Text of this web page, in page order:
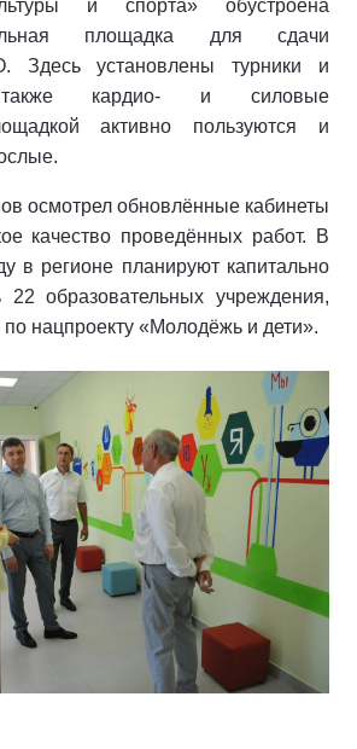
и спорта» обустроена
площадка для сдачи
Здесь установлены турники и
кардио‑ и силовые
активно пользуются и
осмотрел обновлённые кабинеты
качество проведённых работ. В
в регионе планируют капитально
22 образовательных учреждения,
нацпроекту «Молодёжь и дети».